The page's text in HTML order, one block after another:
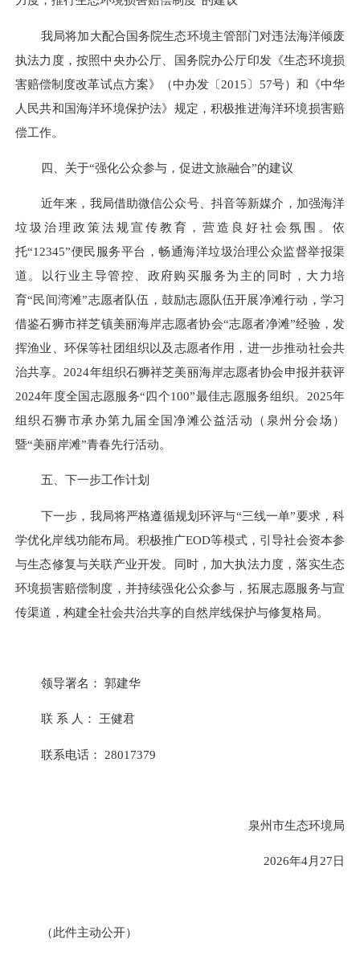
我局将加大配合国务院生态环境主管部门对违法海洋倾废
执法力度，按照中央办公厅、国务院办公厅印发《生态环境损
害赔偿制度改革试点方案》（中办发〔2015〕57号）和《中华
人民共和国海洋环境保护法》规定，积极推进海洋环境损害赔
偿工作。
四、 关于“强化公众参与，促进文旅融合”的建议
近年来，我局借助微信公众号、抖音等新媒介，加强海洋
垃圾治理政策法规宣传教育，营造良好社会氛围。依
托“12345”便民服务平台，畅通海洋垃圾治理公众监督举报渠
道。以行业主导管控、政府购买服务为主的同时，大力培
育“民间湾滩”志愿者队伍，鼓励志愿队伍开展净滩行动，学习
借鉴石狮市祥芝镇美丽海岸志愿者协会“志愿者净滩”经验，发
挥渔业、环保等社团组织以及志愿者作用，进一步推动社会共
治共享。2024年组织石狮祥芝美丽海岸志愿者协会申报并获评
2024年度全国志愿服务“四个100”最佳志愿服务组织。2025年
组织石狮市承办第九届全国净滩公益活动（泉州分会场）
暨“美丽岸滩”青春先行活动。
五、下一步工作计划
下一步，我局将严格遵循规划环评与“三线一单”要求，科
学优化岸线功能布局。积极推广EOD等模式，引导社会资本参
与生态修复与关联产业开发。同时，加大执法力度，落实生态
环境损害赔偿制度，并持续强化公众参与，拓展志愿服务与宣
传渠道，构建全社会共治共享的自然岸线保护与修复格局。
领导署名： 郭建华
联 系 人： 王健君
联系电话： 28017379
泉州市生态环境局
2026年4月27日
（此件主动公开）